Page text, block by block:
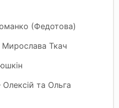
(Федотова)
Ткач
та Ольга